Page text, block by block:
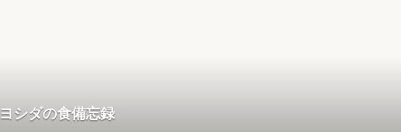
ヨシダの食備忘録